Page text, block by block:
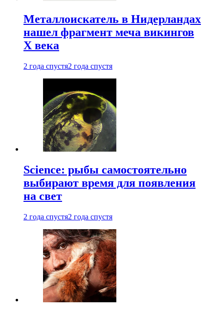
Металлоискатель в Нидерландах
нашел фрагмент меча викингов
X века
2 года спустя2 года спустя
Science: рыбы самостоятельно
выбирают время для появления
на свет
2 года спустя2 года спустя